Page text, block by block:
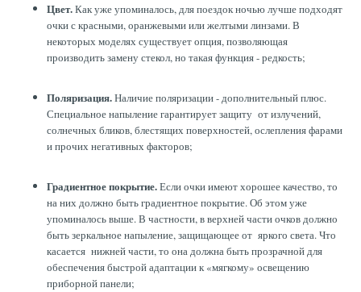
Цвет.Как уже упоминалось, для поездок ночью лучше подходят
очки с красными, оранжевыми или желтыми линзами. В
некоторых моделях существует опция, позволяющая
производить замену стекол, но такая функция - редкость;
Поляризация.Наличие поляризации - дополнительный плюс.
Специальное напыление гарантирует защиту от излучений,
солнечных бликов, блестящих поверхностей, ослепления фарами
и прочих негативных факторов;
Градиентное покрытие.Если очки имеют хорошее качество, то
на них должно быть градиентное покрытие. Об этом уже
упоминалось выше. В частности, в верхней части очков должно
быть зеркальное напыление, защищающее от яркого света. Что
касается нижней части, то она должна быть прозрачной для
обеспечения быстрой адаптации к «мягкому» освещению
приборной панели;